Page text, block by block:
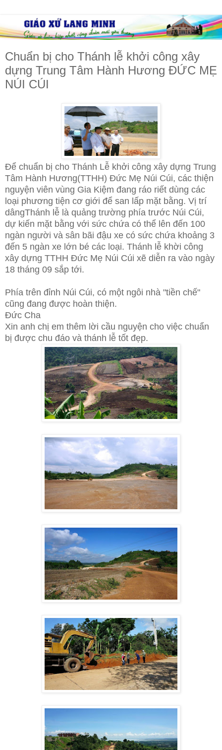
Chuẩn bị cho Thánh lễ khởi công xây
dựng Trung Tâm Hành Hương ĐỨC MẸ
NÚI CÚI
Để chuẩn bị cho Thánh Lễ khởi công xây dựng Trung
Tâm Hành Hương(TTHH) Đức Mẹ Núi Cúi, các thiện
nguyện viên vùng Gia Kiệm đang ráo riết dùng các
loại phương tiện cơ giới để san lấp mặt bằng. Vị trí
dângThánh lễ là quảng trường phía trước Núi Cúi,
dự kiến mặt bằng với sức chứa có thể lên đến 100
ngàn người và sân bãi đậu xe có sức chứa khoảng 3
đến 5 ngàn xe lớn bé các loại. Thánh lễ khời công
xây dựng TTHH Đức Mẹ Núi Cúi xẽ diễn ra vào ngày
18 tháng 09 sắp tới.
Phía trên đỉnh Núi Cúi, có một ngôi nhà "tiền chế"
cũng đang được hoàn thiện.
Đức Cha
Xin anh chị em thêm lời cầu nguyện cho việc chuẩn
bị được chu đáo và thánh lễ tốt đẹp.